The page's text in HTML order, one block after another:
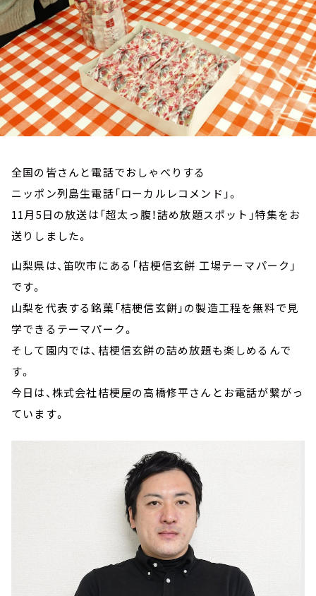
全国の皆さんと電話でおしゃべりする
ニッポン列島生電話「ローカルレコメンド」。
11月5日の放送は「超太っ腹！詰め放題スポット」特集をお
送りしました。
山梨県は、笛吹市にある「桔梗信玄餅 工場テーマパーク」
です。
山梨を代表する銘菓「桔梗信玄餅」の製造工程を無料で見
学できるテーマパーク。
そして園内では、桔梗信玄餅の詰め放題も楽しめるんで
す。
今日は、株式会社桔梗屋の高橋修平さんとお電話が繋がっ
ています。